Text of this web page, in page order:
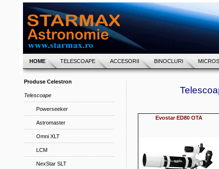
HOME TELESCOAPE ACCESORII BINOCLURI
Produse Celestron
Telescoape
Powerseeker
Astromaster
Omni XLT
LCM
NexStar SLT
Evostar ED80 OTA